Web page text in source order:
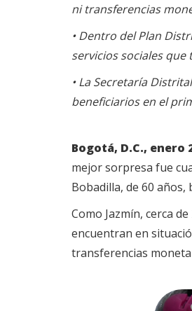
ni transferencias
• Dentro del Plan
servicios sociales
• La Secretaría
beneficiarios en el
Bogotá, D.C., enero
mejor sorpresa fue
Bobadilla, de 60
Como Jazmín, cerca
encuentran en
transferencias